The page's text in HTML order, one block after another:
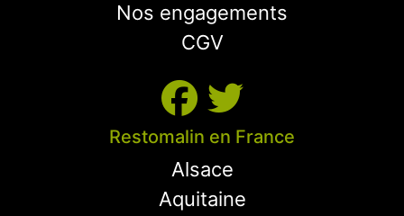
Nos engagements
CGV
Restomalin en France
Alsace
Aquitaine